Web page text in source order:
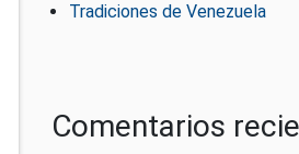
Tradiciones de Venezuela
Comentarios